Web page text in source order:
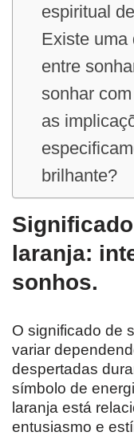
espiritual
Existe uma
entre
sonhar
as
brilhante?
laranja:
sonhos.
O significado de
variar
despertadas
símbolo de
laranja está
entusiasmo e